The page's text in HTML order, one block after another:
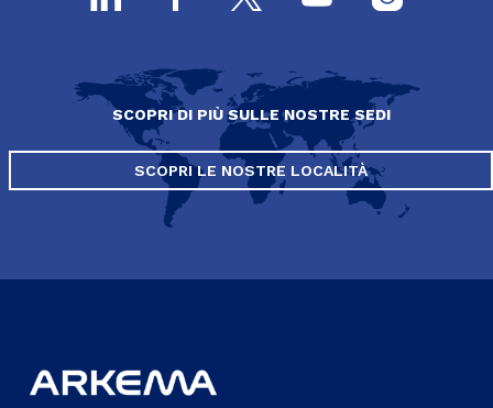
SCOPRI DI PIÙ SULLE NOSTRE SEDI
SCOPRI LE NOSTRE LOCALITÀ